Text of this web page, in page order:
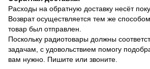
Расходы на обратную доставку несёт
Возврат осуществляется тем же
товар был отправлен.
Поскольку радиотовары должны
задачам, с удовольствием помогу
вам нужно. Пишите или звоните.